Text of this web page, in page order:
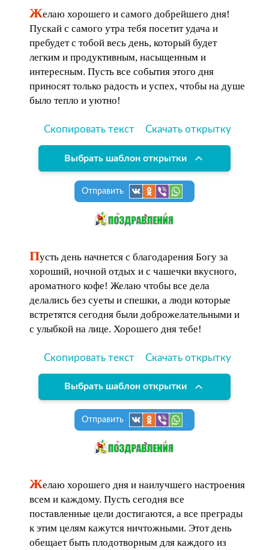
Желаю хорошего и самого добрейшего дня!
Пускай с самого утра тебя посетит удача и
пребудет с тобой весь день, который будет
легким и продуктивным, насыщенным и
интересным. Пусть все события этого дня
приносят только радость и успех, чтобы на душе
было тепло и уютно!
Скопировать текст Скачать открытку
Выбрать шаблон открытки
Отправить
Пусть день начнется с благодарения Богу за
хороший, ночной отдых и с чашечки вкусного,
ароматного кофе! Желаю чтобы все дела
делались без суеты и спешки, а люди которые
встретятся сегодня были доброжелательными и
с улыбкой на лице. Хорошего дня тебе!
Скопировать текст Скачать открытку
Выбрать шаблон открытки
Отправить
Желаю хорошего дня и наилучшего настроения
всем и каждому. Пусть сегодня все
поставленные цели достигаются, а все преграды
к этим целям кажутся ничтожными. Этот день
обещает быть плодотворным для каждого из